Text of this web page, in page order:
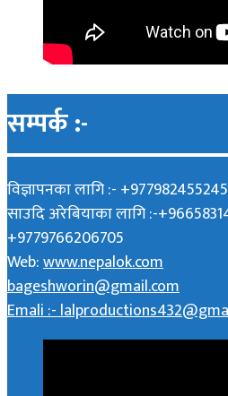
सम्पर्क :-
विज्ञापनका लागि :-
साउदि अरेबियाका लागि :-
+9779766206705
Web:www.nepalok.com
bageshworin@gmail.com
Emali :-